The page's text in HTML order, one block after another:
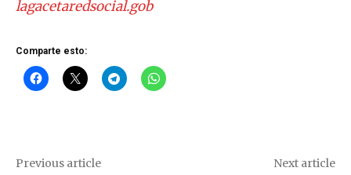
lagacetaredsocial.gob
Comparte esto:
Previous article Next article